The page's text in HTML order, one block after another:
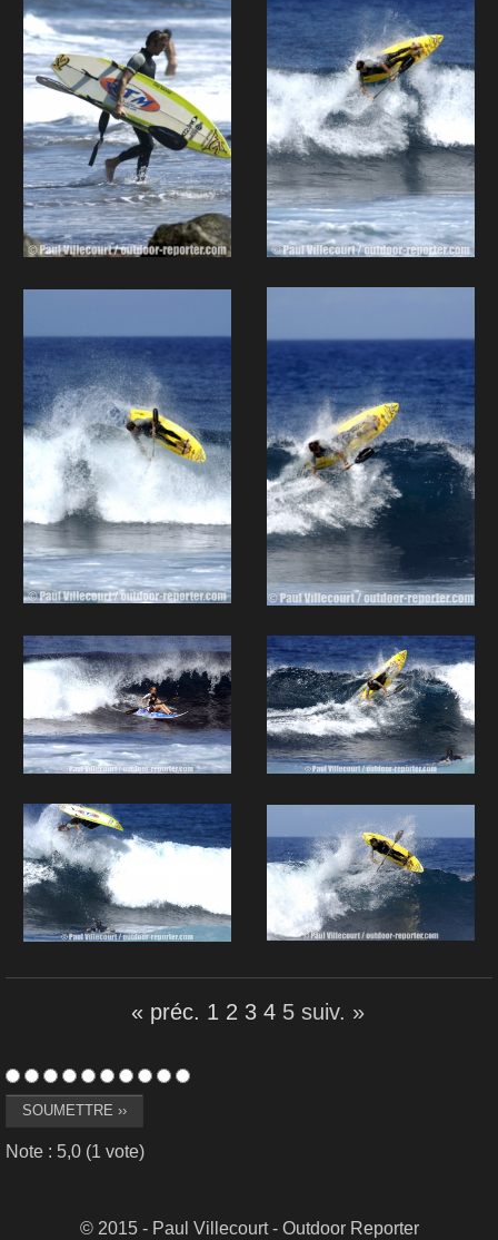
« préc. 1 2 3 4 5 suiv. »
Note : 5,0 (1 vote)
© 2015 - Paul Villecourt - Outdoor Reporter